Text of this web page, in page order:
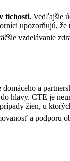
tichosti. Vedľajšie
upozorňujú,
vzdelávanie
a
CTE je
žien, u
a podporu